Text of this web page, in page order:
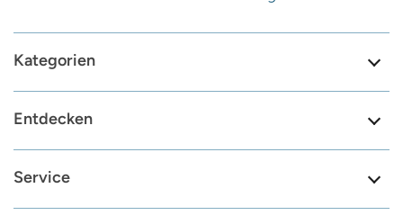
Kategorien
Entdecken
Service